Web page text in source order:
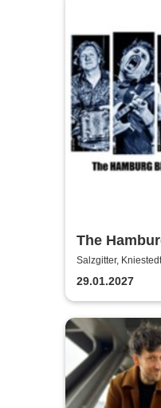
The
Friends
Salzgitter,
29.01.2027